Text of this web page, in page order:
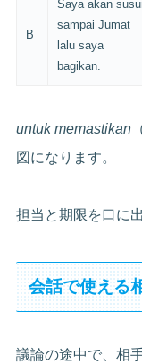
B
Saya akan
sampai Jumat
lalu saya
bagikan.
untuk memastikan
図になります。
担当と期限を口に
会話で使える
議論の途中で、相